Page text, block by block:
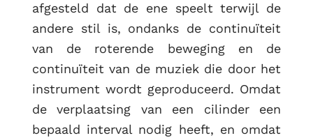
afgesteld dat de ene speelt terwijl de
andere stil is, ondanks de continuïteit
van de roterende beweging en de
continuïteit van de muziek die door het
instrument wordt geproduceerd. Omdat
de verplaatsing van een cilinder een
bepaald interval nodig heeft, en omdat